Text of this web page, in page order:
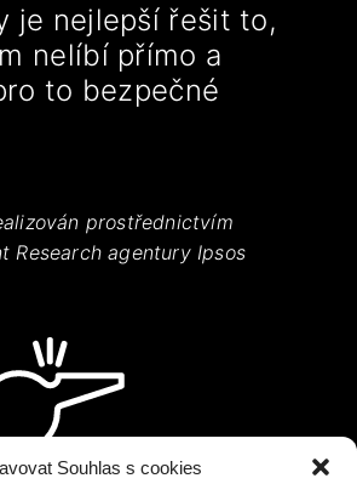
Souhlas s cookies
je nejlepší řešit to,
nelíbí přímo a
to bezpečné
prostřednictvím
Research agentury Ipsos